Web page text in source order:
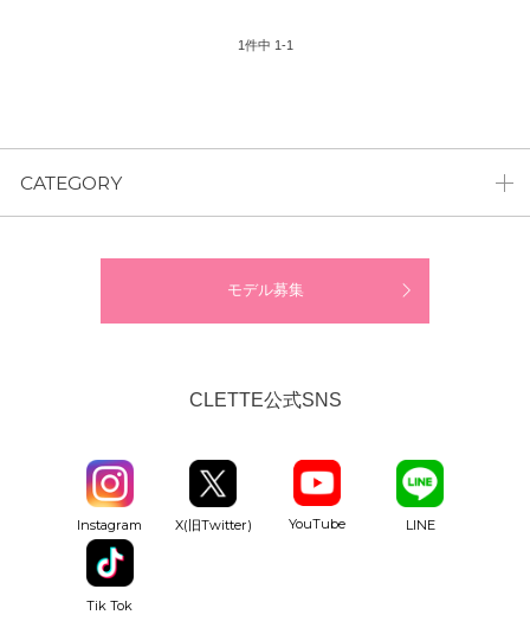
1件中 1-1
CATEGORY
モデル募集
CLETTE公式SNS
Instagram X(旧Twitter) YouTube LINE
Tik Tok